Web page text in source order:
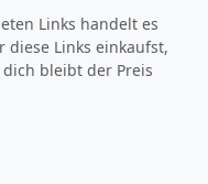
Links handelt es
diese Links einkaufst,
bleibt der Preis